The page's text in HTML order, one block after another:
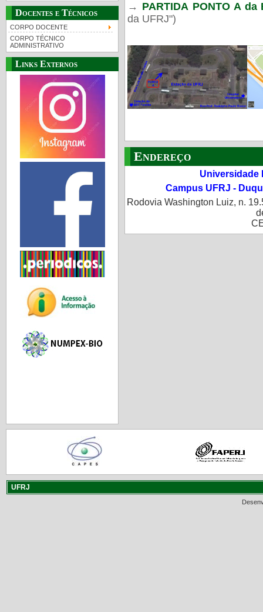
Docentes e Técnicos
CORPO DOCENTE
CORPO TÉCNICO
ADMINISTRATIVO
Links Externos
→ PARTIDAPONTO A da
da UFRJ")
Endereço
Universidade
Campus UFRJ -
Rodovia Washington Luiz, n.
UFRJ